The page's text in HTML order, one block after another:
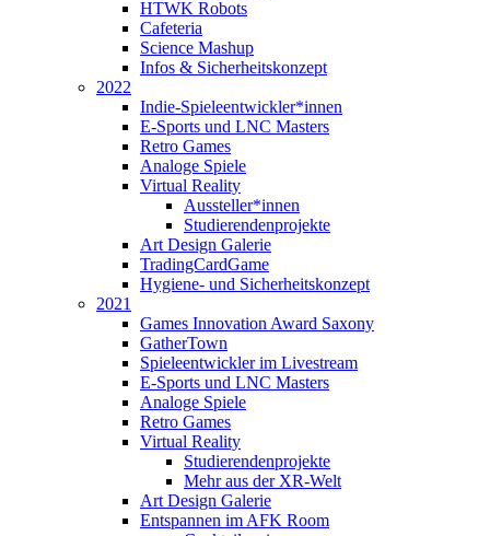
HTWK Robots
Cafeteria
Science Mashup
Infos & Sicherheitskonzept
2022
Indie-Spieleentwickler*innen
E-Sports und LNC Masters
Retro Games
Analoge Spiele
Virtual Reality
Aussteller*innen
Studierendenprojekte
Art Design Galerie
TradingCardGame
Hygiene- und Sicherheitskonzept
2021
Games Innovation Award Saxony
GatherTown
Spieleentwickler im Livestream
E-Sports und LNC Masters
Analoge Spiele
Retro Games
Virtual Reality
Studierendenprojekte
Mehr aus der XR-Welt
Art Design Galerie
Entspannen im AFK Room